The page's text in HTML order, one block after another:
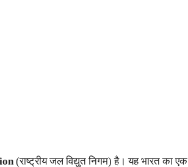
(राष्ट्रीय जल विद्युत निगम) है। यह भारत का एक